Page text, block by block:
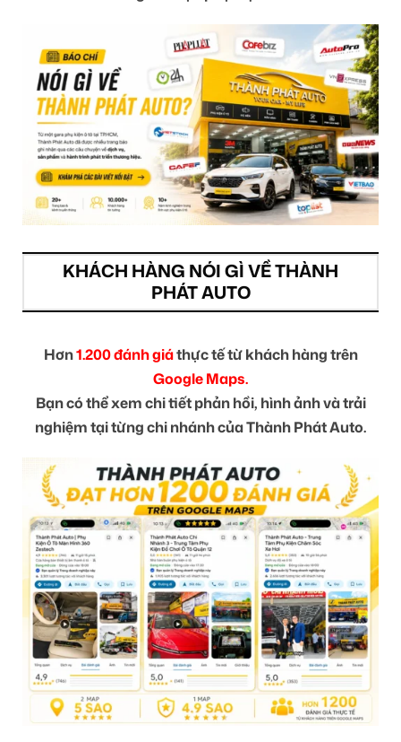
KHÁCH HÀNG NÓI GÌ VỀ THÀNH
PHÁT AUTO
Hơn1.200 đánh giáthực tế từ khách hàng trên
Google Maps.
Bạn có thể xem chi tiết phản hồi, hình ảnh và trải
nghiệm tại từng chi nhánh của Thành Phát Auto.